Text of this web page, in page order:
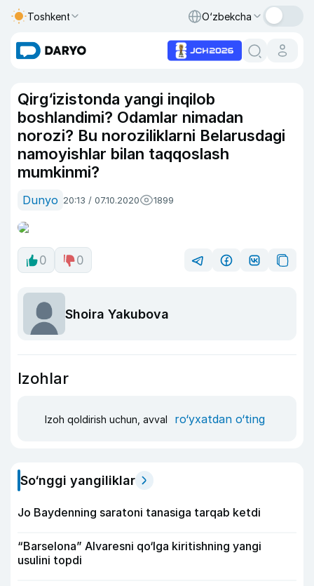
Toshkent O‘zbekcha
Qirg‘izistonda yangi inqilob
boshlandimi? Odamlar nimadan
norozi? Bu noroziliklarni Belarusdagi
namoyishlar bilan taqqoslash
mumkinmi?
Dunyo 20:13 / 07.10.2020 1899
0 0
Shoira Yakubova
Izohlar
Izoh qoldirish uchun, avval ro‘yxatdan o‘ting
So‘nggi yangiliklar
Jo Baydenning saratoni tanasiga tarqab ketdi
“Barselona” Alvaresni qo‘lga kiritishning yangi
usulini topdi